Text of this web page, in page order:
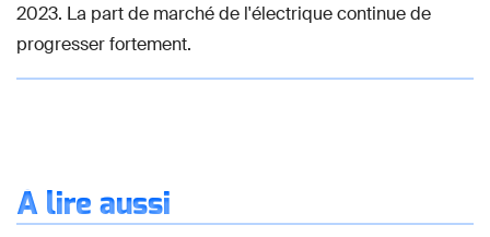
2023. La part de marché de l'électrique continue de
progresser fortement.
À lire aussi